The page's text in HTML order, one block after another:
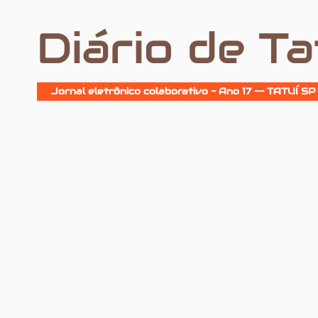
Diário de
Jornal eletrônico colaborativo - Ano 17 -- TATUÍ SP